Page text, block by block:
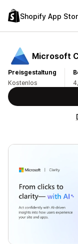
Shopify App
Microsoft
Preisgestaltung
Kostenlos